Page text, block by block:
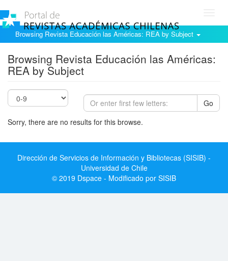
Browsing Revista Educación las Américas: REA by Subject
Browsing Revista Educación las Américas:
REA by Subject
Go
Sorry, there are no results for this browse.
Dirección de Servicios de Información y Bibliotecas (SISIB) -
Universidad de Chile
© 2019 Dspace - Modificado por SISIB